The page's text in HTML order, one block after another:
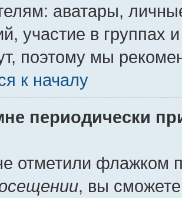
аватары,
участие в группах
поэтому мы
к началу
периодически
отметили флажком
, вы